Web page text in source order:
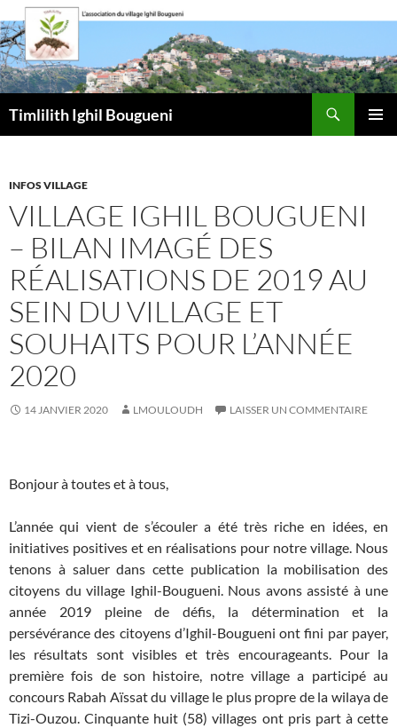
Aller
au
contenu
Timlilith Ighil Bougueni
INFOS VILLAGE
VILLAGE IGHIL BOUGUENI
– BILAN IMAGÉ DES
RÉALISATIONS DE 2019 AU
SEIN DU VILLAGE ET
SOUHAITS POUR L’ANNÉE
2020
14 JANVIER 2020 LMOULOUDH LAISSER UN COMMENTAIRE
Bonjour à toutes et à tous,
L’année qui vient de s’écouler a été très riche en idées, en
initiatives positives et en réalisations pour notre village. Nous
tenons à saluer dans cette publication la mobilisation des
citoyens du village Ighil-Bougueni. Nous avons assisté à une
année 2019 pleine de défis, la détermination et la
persévérance des citoyens d’Ighil-Bougueni ont fini par payer,
les résultats sont visibles et très encourageants. Pour la
première fois de son histoire, notre village a participé au
concours Rabah Aïssat du village le plus propre de la wilaya de
Tizi-Ouzou. Cinquante huit (58) villages ont pris part à cette